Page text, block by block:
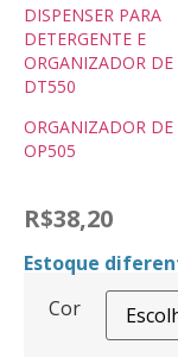
DISPENSER PARA
DETERGENTE E
ORGANIZADOR DE
DT550
ORGANIZADOR DE
OP505
R$38,20
Estoque
Cor